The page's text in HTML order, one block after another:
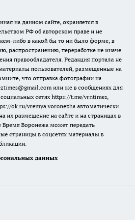
на данном сайте, охраняется в
РФ об авторском праве и не
либо в какой бы то ни было форме, в
распространению, переработке не иначе
правообладателя. Редакция портала не
пользователей, размещенные на
что отправка фотографии на
или же в сообщениях для
сетях https://t.me/vrntimes,
ok.ru/vremya.voronezha автоматически
их размещение на сайте и на страницах в
Время Воронежа может передать
страницы в соцсетях материалы в
данных